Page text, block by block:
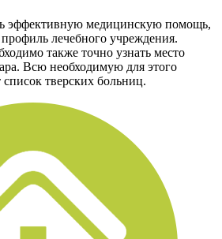
эффективную медицинскую помощь,
лечебного учреждения.
также точно узнать место
Всю необходимую для этого
тверских больниц.